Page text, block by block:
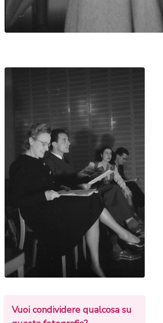
Vuoi condividere qualcosa su